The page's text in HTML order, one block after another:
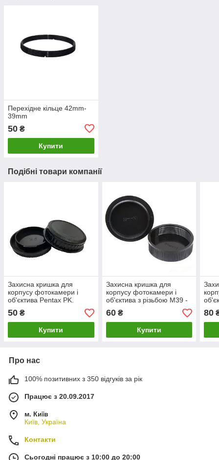
Перехідне кільце 42mm-
39mm
50 ₴
Купити
Подібні товари компанії
Захисна кришка для
корпусу фотокамери і
об'єктива Pentax PK.
50 ₴
Купити
Захисна кришка для
корпусу фотокамери і
об'єктива з різьбою M39 -
L39.
60₴
Купити
80
Про нас
100% позитивних з 350 відгуків за рік
Працює з 20.09.2017
м. Київ
Київ, Україна
Контакти
Сьогодні працює з 10:00 до 20:00